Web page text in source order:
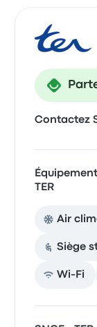
Contactez
TER
Air
Siège
Wi-Fi